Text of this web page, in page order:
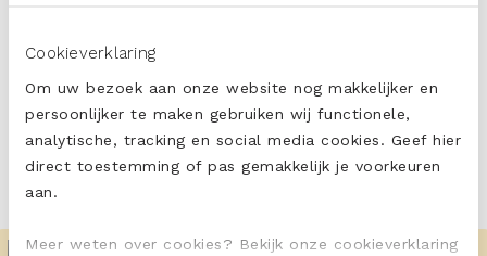
Cookieverklaring
Om uw bezoek aan onze website nog makkelijker en
persoonlijker te maken gebruiken wij functionele,
analytische, tracking en social media cookies. Geef hier
direct toestemming of pas gemakkelijk je voorkeuren
aan.
Meer weten over cookies? Bekijk onze cookieverklaring
aldus de heer Blok.